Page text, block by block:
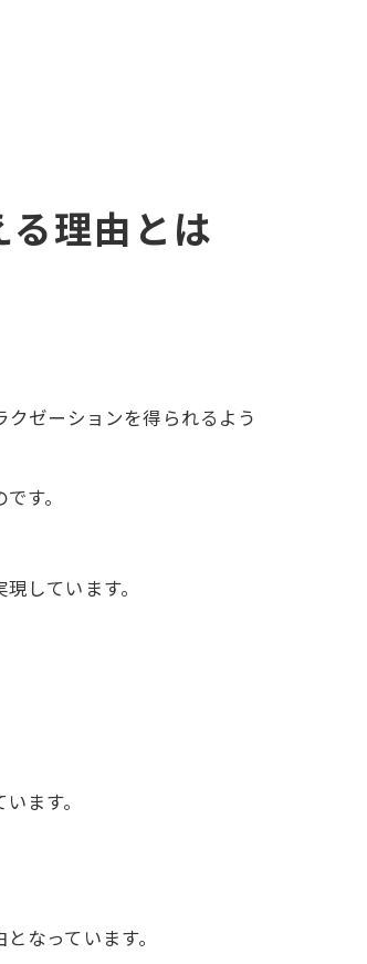
理由とは
ゼーションを得られるよう
す。
しています。
ます。
なっています。